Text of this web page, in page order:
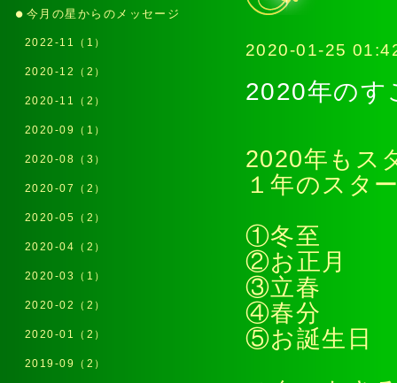
2020-01-25
2020年のす
2020年もス
１年のスタ
①冬至
②お正月
③立春
④春分
⑤お誕生日
今月の星からのメッセージ
2022-11（1）
2020-12（2）
2020-11（2）
2020-09（1）
2020-08（3）
2020-07（2）
2020-05（2）
2020-04（2）
2020-03（1）
2020-02（2）
2020-01（2）
2019-09（2）